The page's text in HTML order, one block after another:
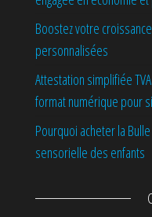
Boostez votre
personnalisées
Attestation simplifiée
format numérique pour
Pourquoi acheter la
sensorielle des enfants